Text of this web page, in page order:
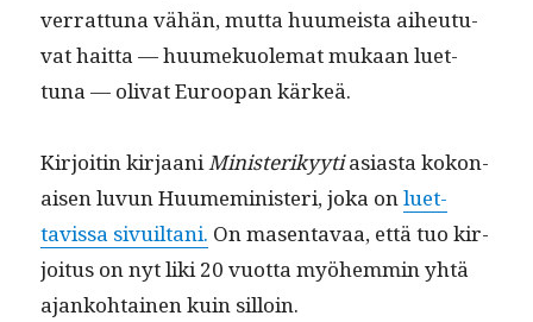
ver­rat­tuna vähän, mut­ta huumeista aiheutu­
vat hait­ta — huumekuolemat mukaan luet­
tuna — oli­vat Euroopan kärkeä.
Kir­joitin kir­jaaniMin­is­terikyytiasi­as­ta kokon­
aisen luvun Huumem­i­nis­teri, joka onluet­
tavis­sa sivuil­tani. On masen­tavaa, että tuo kir­
joi­tus on nyt liki 20 vuot­ta myöhem­min yhtä
ajanko­htainen kuin silloin.